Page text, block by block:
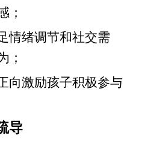
；
情绪调节和社交需
；
向激励孩子积极参与
导